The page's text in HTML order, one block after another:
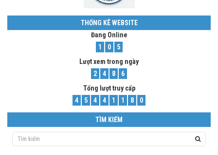
THỐNG KÊ WEBSITE
Đang Online
1
0
5
Lượt xem trong ngày
2
4 8
6
Tổng lượt truy cấp
4
5 4 4 1 1 8 0
TÌM KIẾM